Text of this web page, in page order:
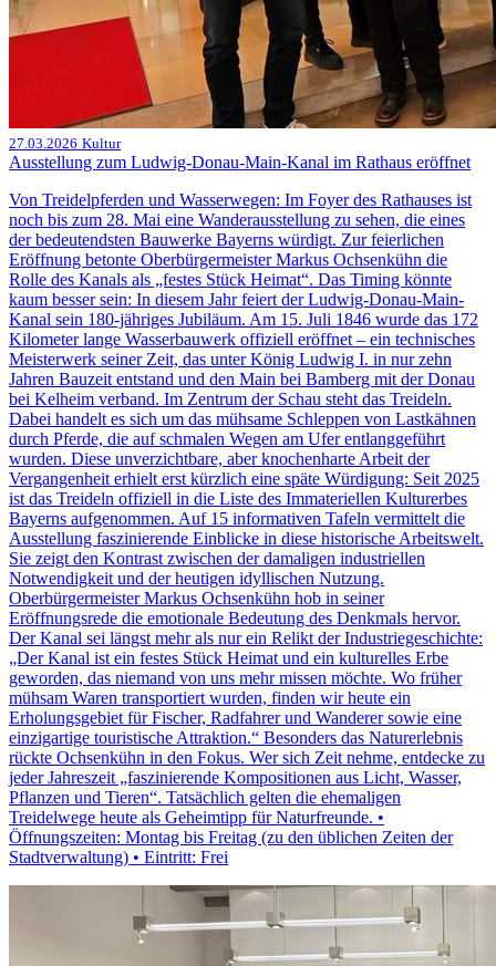
27.03.2026 Kultur
Ausstellung zum Ludwig-Donau-Main-Kanal im Rathaus eröffnet
Von Treidelpferden und Wasserwegen: Im Foyer des Rathauses ist
noch bis zum 28. Mai eine Wanderausstellung zu sehen, die eines
der bedeutendsten Bauwerke Bayerns würdigt. Zur feierlichen
Eröffnung betonte Oberbürgermeister Markus Ochsenkühn die
Rolle des Kanals als „festes Stück Heimat“. Das Timing könnte
kaum besser sein: In diesem Jahr feiert der Ludwig-Donau-Main-
Kanal sein 180-jähriges Jubiläum. Am 15. Juli 1846 wurde das 172
Kilometer lange Wasserbauwerk offiziell eröffnet – ein technisches
Meisterwerk seiner Zeit, das unter König Ludwig I. in nur zehn
Jahren Bauzeit entstand und den Main bei Bamberg mit der Donau
bei Kelheim verband. Im Zentrum der Schau steht das Treideln.
Dabei handelt es sich um das mühsame Schleppen von Lastkähnen
durch Pferde, die auf schmalen Wegen am Ufer entlanggeführt
wurden. Diese unverzichtbare, aber knochenharte Arbeit der
Vergangenheit erhielt erst kürzlich eine späte Würdigung: Seit 2025
ist das Treideln offiziell in die Liste des Immateriellen Kulturerbes
Bayerns aufgenommen. Auf 15 informativen Tafeln vermittelt die
Ausstellung faszinierende Einblicke in diese historische Arbeitswelt.
Sie zeigt den Kontrast zwischen der damaligen industriellen
Notwendigkeit und der heutigen idyllischen Nutzung.
Oberbürgermeister Markus Ochsenkühn hob in seiner
Eröffnungsrede die emotionale Bedeutung des Denkmals hervor.
Der Kanal sei längst mehr als nur ein Relikt der Industriegeschichte:
„Der Kanal ist ein festes Stück Heimat und ein kulturelles Erbe
geworden, das niemand von uns mehr missen möchte. Wo früher
mühsam Waren transportiert wurden, finden wir heute ein
Erholungsgebiet für Fischer, Radfahrer und Wanderer sowie eine
einzigartige touristische Attraktion.“ Besonders das Naturerlebnis
rückte Ochsenkühn in den Fokus. Wer sich Zeit nehme, entdecke zu
jeder Jahreszeit „faszinierende Kompositionen aus Licht, Wasser,
Pflanzen und Tieren“. Tatsächlich gelten die ehemaligen
Treidelwege heute als Geheimtipp für Naturfreunde. •
Öffnungszeiten: Montag bis Freitag (zu den üblichen Zeiten der
Stadtverwaltung) • Eintritt: Frei